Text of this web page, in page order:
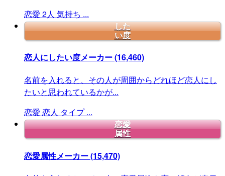
恋愛 2人 気持ち ...
した
い度
恋人にしたい度メーカー(16,460)
名前を入れると、その人が周囲からどれほど恋人にし
たいと思われているかが...
恋愛 恋人 タイプ ...
恋愛
属性
恋愛属性メーカー(15,470)